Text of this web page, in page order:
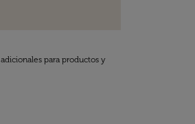
para productos y